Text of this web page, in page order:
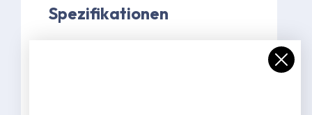
Spezifikationen